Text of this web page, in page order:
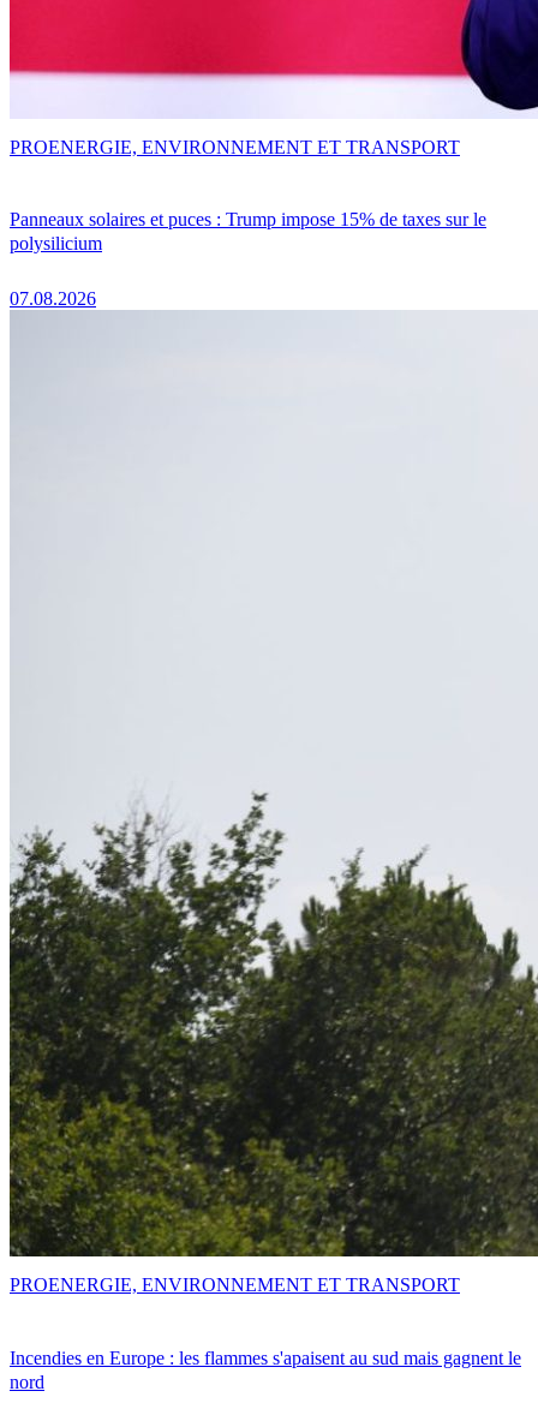
Panneaux solaires et puces : Trump impose 15% de taxes sur le
polysilicium
07.08.2026
PROENERGIE, ENVIRONNEMENT ET TRANSPORT
Incendies en Europe : les flammes s'apaisent au sud mais gagnent le
nord
PROENERGIE, ENVIRONNEMENT ET TRANSPORT